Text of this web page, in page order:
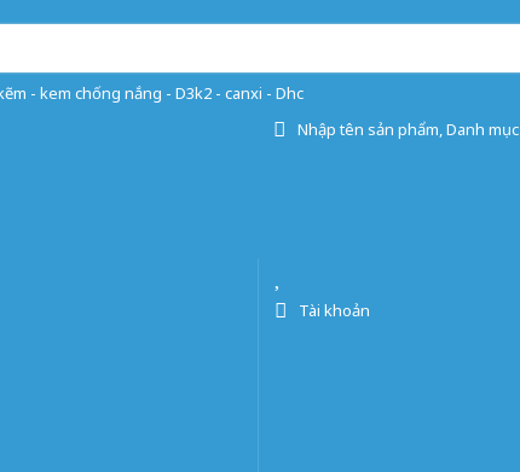
- kem chống nắng - D3k2 - canxi - Dhc
Nhập tên sản phẩm, Danh mục
Tài khoản